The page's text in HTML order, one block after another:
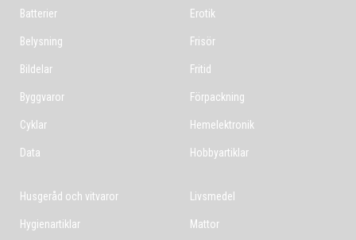
Batterier
Belysning
Bildelar
Byggvaror
Cyklar
Data
Erotik
Frisör
Fritid
Förpackning
Hemelektronik
Hobbyartiklar
Husgeråd och vitvaror
Hygienartiklar
Livsmedel
Mattor